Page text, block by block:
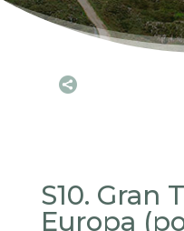

S10. Gran
Europa